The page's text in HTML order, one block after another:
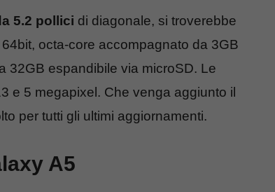
5.2 pollici di diagonale, si troverebbe
octa-core accompagnato da 3GB
32GB espandibile via microSD. Le
e 5 megapixel. Che venga aggiunto il
per tutti gli ultimi aggiornamenti.
A5